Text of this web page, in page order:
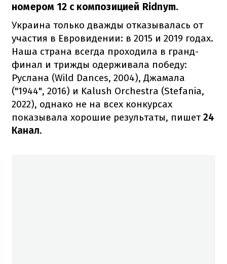
номером 12 с композицией Ridnym.
Украина только дважды отказывалась от
участия в Евровидении: в 2015 и 2019 годах.
Наша страна всегда проходила в гранд-
финал и трижды одерживала победу:
Руслана (Wild Dances, 2004), Джамала
("1944", 2016) и Kalush Orchestra (Stefania,
2022), однако не на всех конкурсах
показывала хорошие результаты, пишет24
Канал.